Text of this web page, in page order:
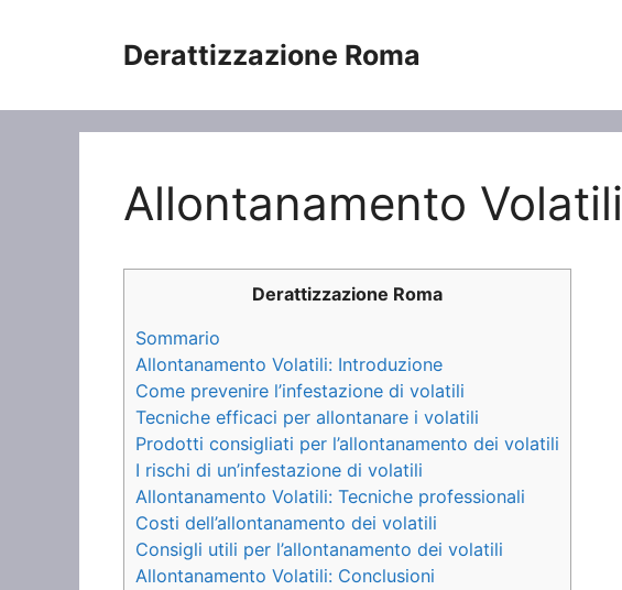
Derattizzazione Roma
Allontanamento Volatili
Derattizzazione Roma
Sommario
Allontanamento Volatili: Introduzione
Come prevenire l’infestazione di volatili
Tecniche efficaci per allontanare i volatili
Prodotti consigliati per l’allontanamento dei volatili
I rischi di un’infestazione di volatili
Allontanamento Volatili: Tecniche professionali
Costi dell’allontanamento dei volatili
Consigli utili per l’allontanamento dei volatili
Allontanamento Volatili: Conclusioni